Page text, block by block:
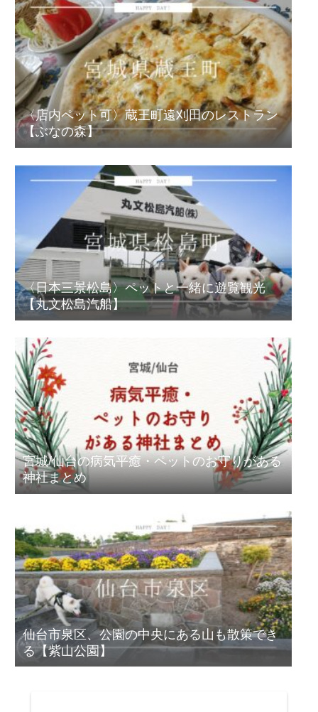
〈店内ペット可〉蔵王町遠刈田のレストラン
【ぶなの森】
〈日本三景松島〉ペットと一緒に遊覧観光
【丸文松島汽船】
宮城/仙台の病気平癒・ペットのお守りがある
神社まとめ
仙台市泉区、公園の中央にある山も散策でき
る【紫山公園】